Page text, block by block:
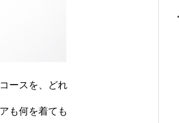
ースを、どれ
も何を着ても